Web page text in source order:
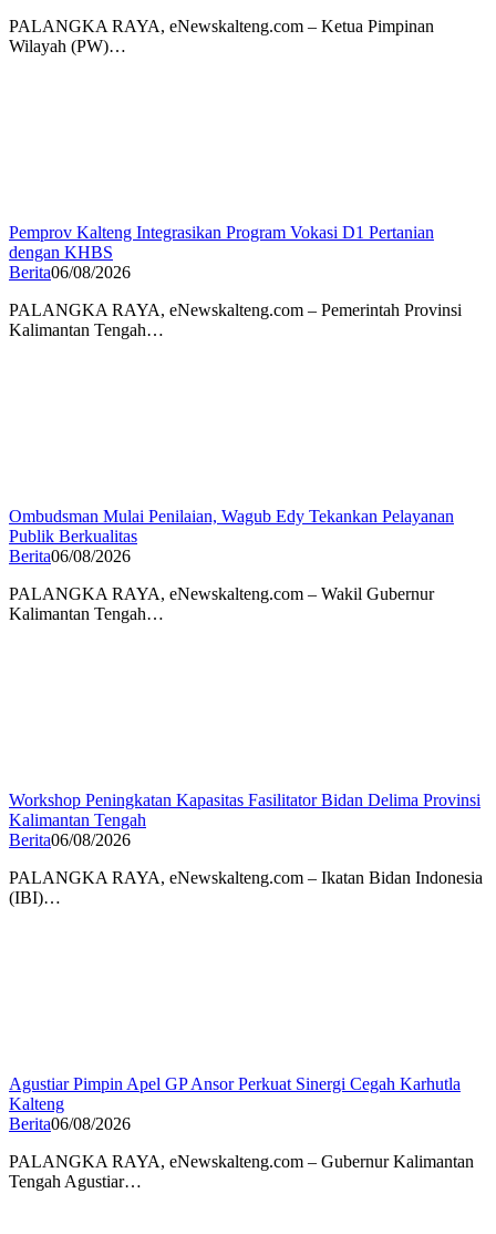
PALANGKA RAYA, eNewskalteng.com – Ketua Pimpinan
Wilayah (PW)…
Pemprov Kalteng Integrasikan Program Vokasi D1 Pertanian
dengan KHBS
Berita06/08/2026
PALANGKA RAYA, eNewskalteng.com – Pemerintah Provinsi
Kalimantan Tengah…
Ombudsman Mulai Penilaian, Wagub Edy Tekankan Pelayanan
Publik Berkualitas
Berita06/08/2026
PALANGKA RAYA, eNewskalteng.com – Wakil Gubernur
Kalimantan Tengah…
Workshop Peningkatan Kapasitas Fasilitator Bidan Delima Provinsi
Kalimantan Tengah
Berita06/08/2026
PALANGKA RAYA, eNewskalteng.com – Ikatan Bidan Indonesia
(IBI)…
Agustiar Pimpin Apel GP Ansor Perkuat Sinergi Cegah Karhutla
Kalteng
Berita06/08/2026
PALANGKA RAYA, eNewskalteng.com – Gubernur Kalimantan
Tengah Agustiar…